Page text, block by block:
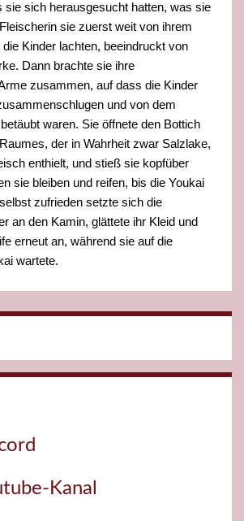
sie sich herausgesucht hatten, was sie
sie zuerst weit von ihrem
die Kinder lachten, beeindruckt von
Dann brachte sie ihre
zusammen, auf dass die Kinder
und von dem
waren. Sie öffnete den Bottich
der in Wahrheit zwar Salzlake,
enthielt, und stieß sie kopfüber
sie bleiben und reifen, bis die Youkai
zufrieden setzte sich die
an den Kamin, glättete ihr Kleid und
erneut an, während sie auf die
wartete.
Kanal